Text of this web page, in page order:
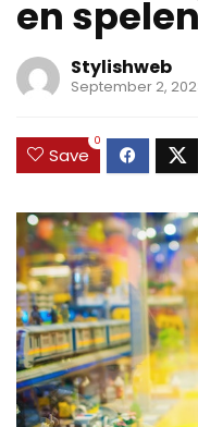
en
Stylishweb
September 2,
Save
0